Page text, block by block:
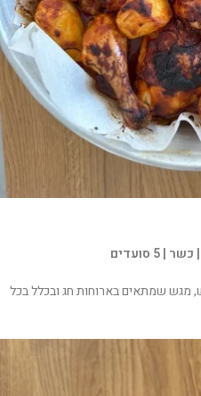
מגש שמתאים בארוחות חג ובכלל בכל